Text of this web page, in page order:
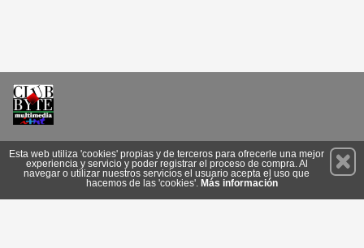
Suscríbete
Esta web utiliza 'cookies' propias y de terceros para ofrecerle una mejor
experiencia y servicio y poder registrar el proceso de compra. Al
navegar o utilizar nuestros servicios el usuario acepta el uso que
hacemos de las 'cookies'. Más información